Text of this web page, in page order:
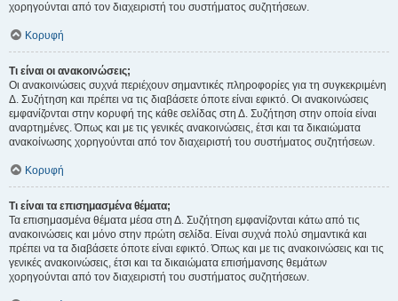
χορηγούνται από τον διαχειριστή του συστήματος συζητήσεων.
Κορυφή
Τι είναι οι ανακοινώσεις;
Οι ανακοινώσεις συχνά περιέχουν σημαντικές πληροφορίες για τη συγκεκριμένη
Δ. Συζήτηση και πρέπει να τις διαβάσετε όποτε είναι εφικτό. Οι ανακοινώσεις
εμφανίζονται στην κορυφή της κάθε σελίδας στη Δ. Συζήτηση στην οποία είναι
αναρτημένες. Όπως και με τις γενικές ανακοινώσεις, έτσι και τα δικαιώματα
ανακοίνωσης χορηγούνται από τον διαχειριστή του συστήματος συζητήσεων.
Κορυφή
Τι είναι τα επισημασμένα θέματα;
Τα επισημασμένα θέματα μέσα στη Δ. Συζήτηση εμφανίζονται κάτω από τις
ανακοινώσεις και μόνο στην πρώτη σελίδα. Είναι συχνά πολύ σημαντικά και
πρέπει να τα διαβάσετε όποτε είναι εφικτό. Όπως και με τις ανακοινώσεις και τις
γενικές ανακοινώσεις, έτσι και τα δικαιώματα επισήμανσης θεμάτων
χορηγούνται από τον διαχειριστή του συστήματος συζητήσεων.